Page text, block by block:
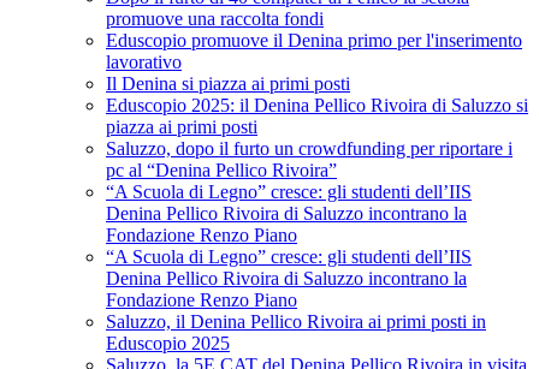
promuove una raccolta fondi
Eduscopio promuove il Denina primo per l'inserimento
lavorativo
Il Denina si piazza ai primi posti
Eduscopio 2025: il Denina Pellico Rivoira di Saluzzo si
piazza ai primi posti
Saluzzo, dopo il furto un crowdfunding per riportare i
pc al “Denina Pellico Rivoira”
“A Scuola di Legno” cresce: gli studenti dell’IIS
Denina Pellico Rivoira di Saluzzo incontrano la
Fondazione Renzo Piano
“A Scuola di Legno” cresce: gli studenti dell’IIS
Denina Pellico Rivoira di Saluzzo incontrano la
Fondazione Renzo Piano
Saluzzo, il Denina Pellico Rivoira ai primi posti in
Eduscopio 2025